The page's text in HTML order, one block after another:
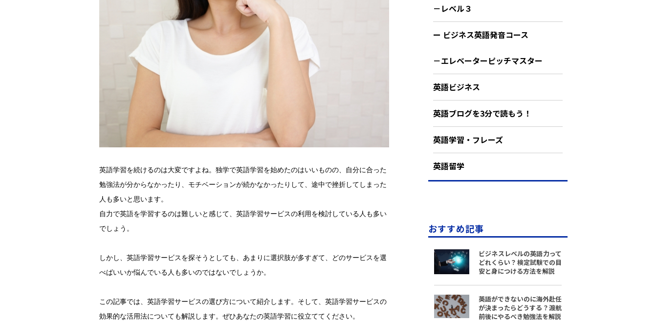
英語学習を続けるのは大変ですよね。独学で英語学習を始めたのはいいものの、自分に合った
勉強法が分からなかったり、モチベーションが続かなかったりして、途中で挫折してしまった
人も多いと思います。
自力で英語を学習するのは難しいと感じて、英語学習サービスの利用を検討している人も多い
でしょう。
しかし、英語学習サービスを探そうとしても、あまりに選択肢が多すぎて、どのサービスを選
べばいいか悩んでいる人も多いのではないでしょうか。
この記事では、英語学習サービスの選び方について紹介します。そして、英語学習サービスの
効果的な活用法についても解説します。ぜひあなたの英語学習に役立ててください。
－レベル３
ー ビジネス英語発音コース
－エレベーターピッチマスター
英語ビジネス
英語ブログを3分で読もう！
英語学習・フレーズ
英語留学
おすすめ記事
ビジネスレベルの英語力って
どれくらい？検定試験での目
安と身につける方法を解説
英語ができないのに海外赴任
が決まったらどうする？渡航
前後にやるべき勉強法を解説